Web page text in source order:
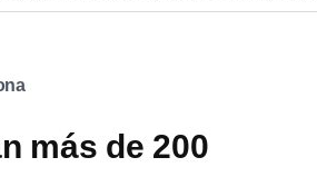
más de 200